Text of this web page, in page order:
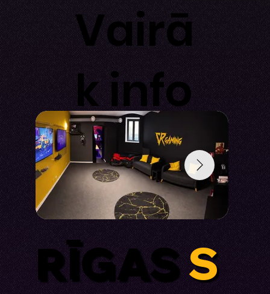
Vairā
k info
RĪGASS